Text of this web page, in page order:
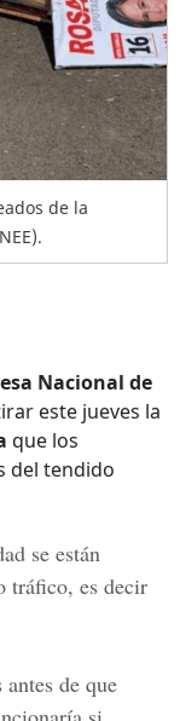
de la
Nacional de
este jueves la
que los
del tendido
se están
tráfico, es decir
de que